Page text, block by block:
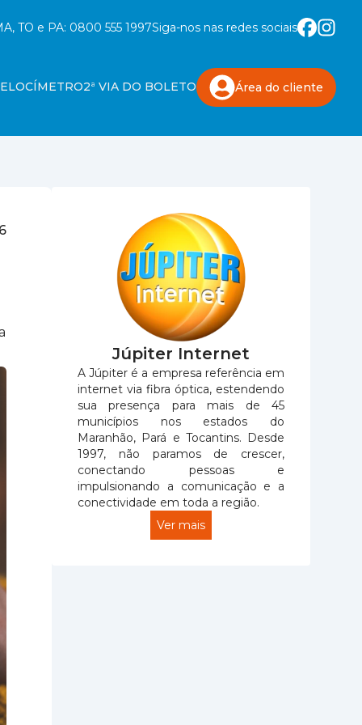
TO e PA: 0800 555 1997Siga-nos nas redes sociais
2ª VIA DO BOLETO Área do cliente
Júpiter Internet
A Júpiter é a empresa referência em
internet via fibra óptica, estendendo
sua presença para mais de 45
municípios nos estados do
Maranhão, Pará e Tocantins. Desde
1997, não paramos de crescer,
conectando pessoas e
impulsionando a comunicação e a
conectividade em toda a região.
Ver mais